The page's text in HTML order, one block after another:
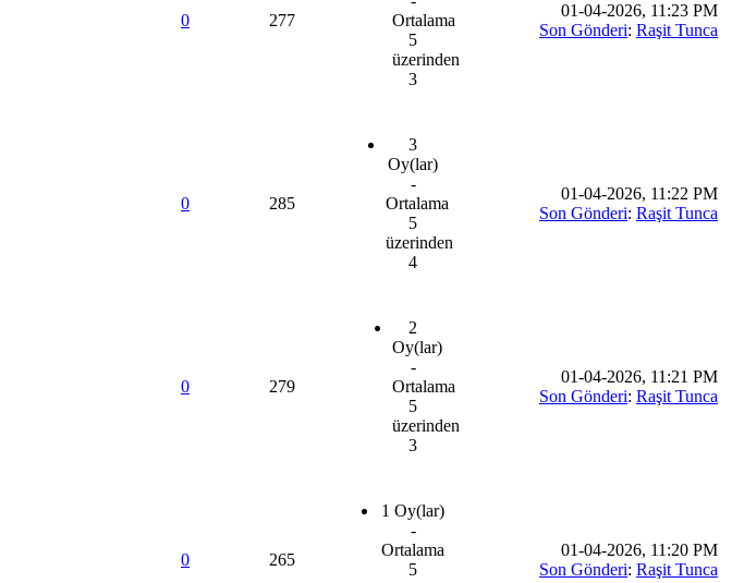
0 277
Ortalama
5
üzerinden
3
01-04-2026, 11:23 PM
Son Gönderi: Raşit Tunca
0 285
3
Oy(lar)
-
Ortalama
5
üzerinden
4
01-04-2026, 11:22 PM
Son Gönderi: Raşit Tunca
0 279
2
Oy(lar)
-
Ortalama
5
üzerinden
3
01-04-2026, 11:21 PM
Son Gönderi: Raşit Tunca
0 265
1 Oy(lar)
-
Ortalama
5
01-04-2026, 11:20 PM
Son Gönderi: Raşit Tunca